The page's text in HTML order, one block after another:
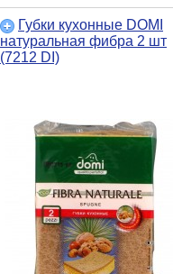
Губки кухонные DOMI
натуральная фибра 2 шт
(7212 DI)